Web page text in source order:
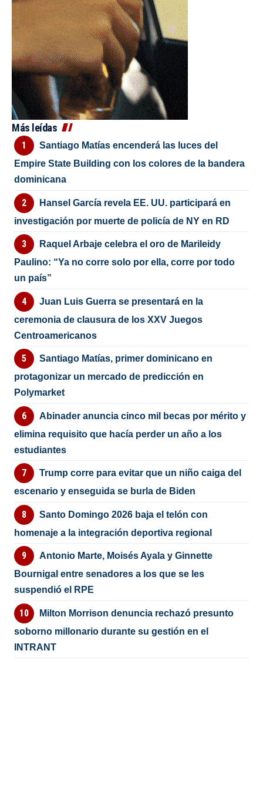
Más leídas
Santiago Matías encenderá las luces del
Empire State Building con los colores de la bandera
dominicana
Hansel García revela EE. UU. participará en
investigación por muerte de policía de NY en RD
Raquel Arbaje celebra el oro de Marileidy
Paulino: “Ya no corre solo por ella, corre por todo
un país”
Juan Luis Guerra se presentará en la
ceremonia de clausura de los XXV Juegos
Centroamericanos
Santiago Matías, primer dominicano en
protagonizar un mercado de predicción en
Polymarket
Abinader anuncia cinco mil becas por mérito y
elimina requisito que hacía perder un año a los
estudiantes
Trump corre para evitar que un niño caiga del
escenario y enseguida se burla de Biden
Santo Domingo 2026 baja el telón con
homenaje a la integración deportiva regional
Antonio Marte, Moisés Ayala y Ginnette
Bournigal entre senadores a los que se les
suspendió el RPE
Milton Morrison denuncia rechazó presunto
soborno millonario durante su gestión en el
INTRANT